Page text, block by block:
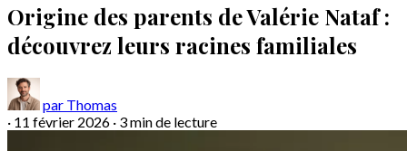
Origine des parents de Valérie Nataf :
découvrez leurs racines familiales
par Thomas
· 11 février 2026 · 3 min de lecture